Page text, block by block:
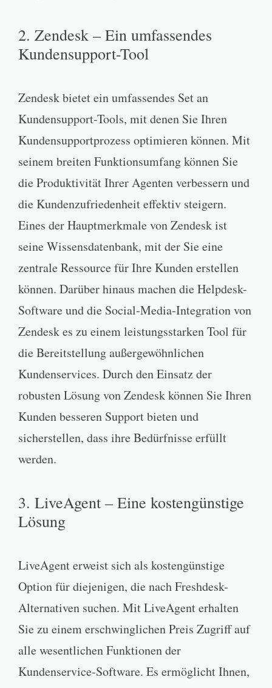
2. Zendesk – Ein umfassendes
Kundensupport-Tool
Zendesk bietet ein umfassendes Set an
Kundensupport-Tools, mit denen Sie Ihren
Kundensupportprozess optimieren können. Mit
seinem breiten Funktionsumfang können Sie
die Produktivität Ihrer Agenten verbessern und
die Kundenzufriedenheit effektiv steigern.
Eines der Hauptmerkmale von Zendesk ist
seine Wissensdatenbank, mit der Sie eine
zentrale Ressource für Ihre Kunden erstellen
können. Darüber hinaus machen die Helpdesk-
Software und die Social-Media-Integration von
Zendesk es zu einem leistungsstarken Tool für
die Bereitstellung außergewöhnlichen
Kundenservices. Durch den Einsatz der
robusten Lösung von Zendesk können Sie Ihren
Kunden besseren Support bieten und
sicherstellen, dass ihre Bedürfnisse erfüllt
werden.
3. LiveAgent – Eine kostengünstige
Lösung
LiveAgent erweist sich als kostengünstige
Option für diejenigen, die nach Freshdesk-
Alternativen suchen. Mit LiveAgent erhalten
Sie zu einem erschwinglichen Preis Zugriff auf
alle wesentlichen Funktionen der
Kundenservice-Software. Es ermöglicht Ihnen,